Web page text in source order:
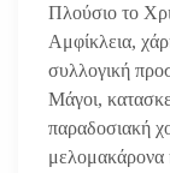
Πλούσιο το
Αμφίκλεια,
συλλογική
Μάγοι,
παραδοσιακή
μελομακάρονα